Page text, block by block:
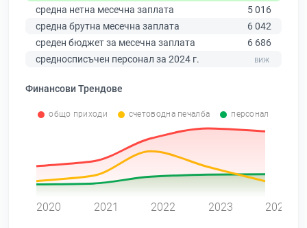
средна нетна месечна заплата
5 016
средна брутна месечна заплата
6 042
среден бюджет за месечна заплата
6 686
средносписъчен персонал за 2024 г.
Финансови Трендове
общо приходи счетоводна печалба персонал
2020 2021 2022 2023 2024